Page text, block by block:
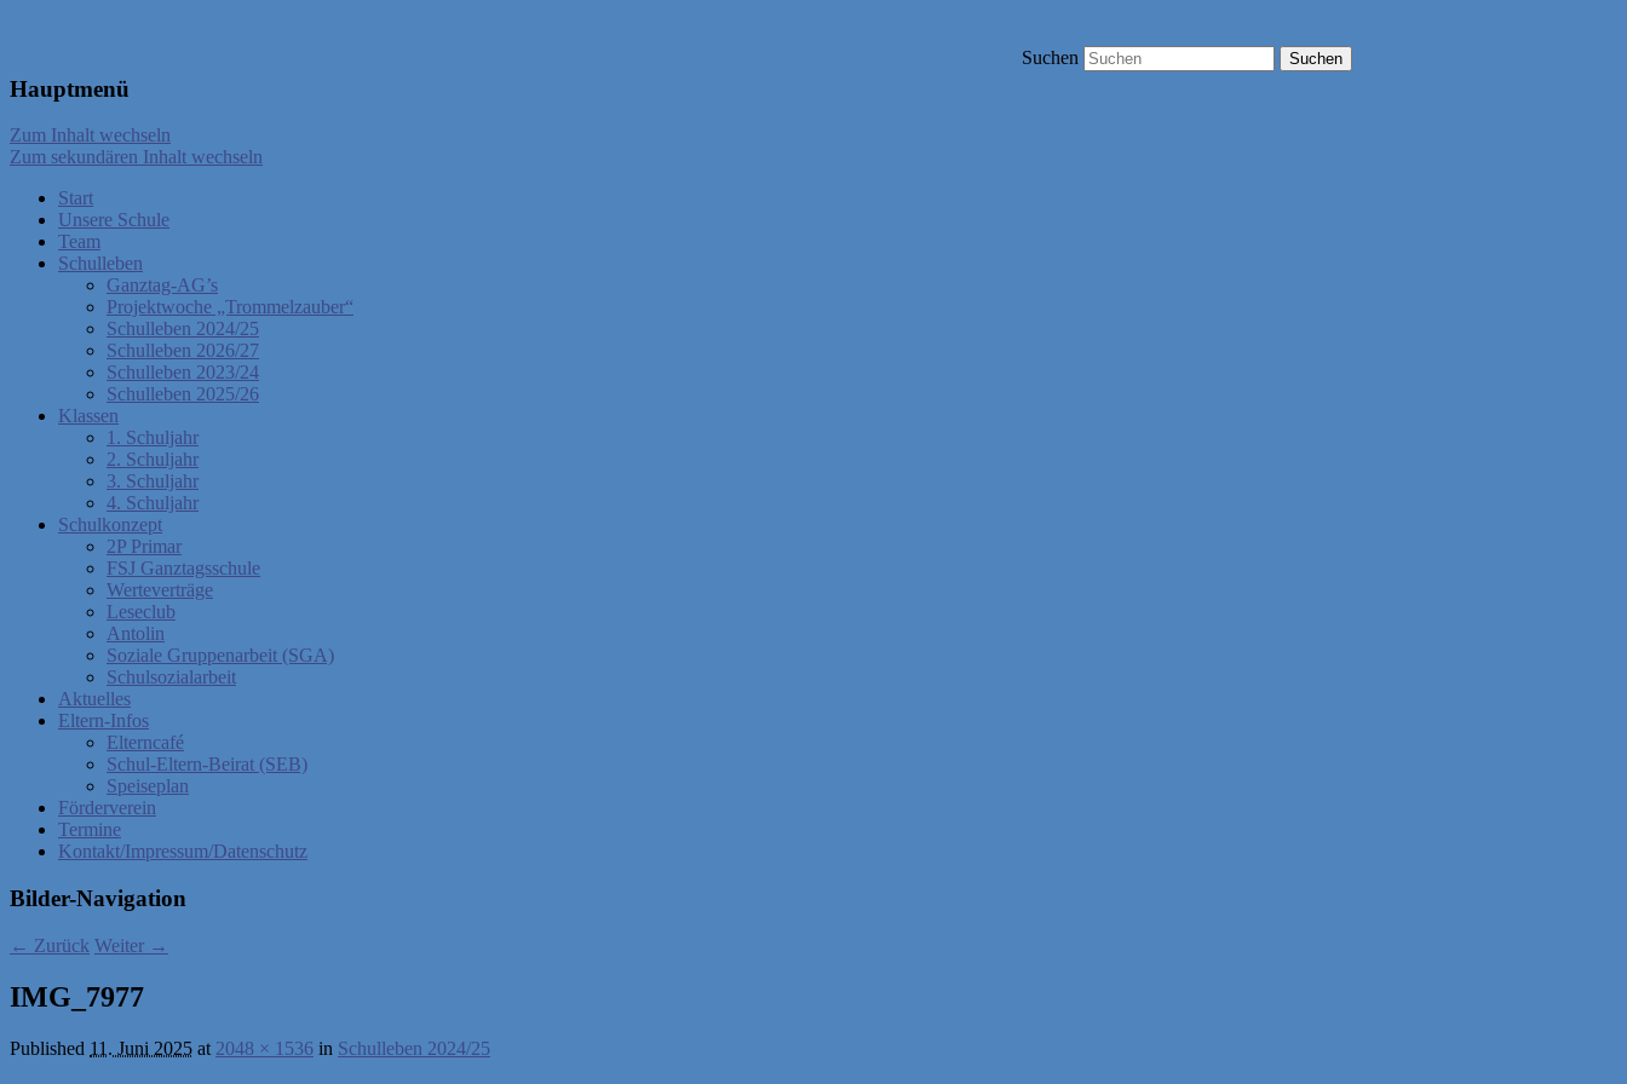
Suchen
Hauptmenü
Zum Inhalt wechseln
Zum sekundären Inhalt wechseln
Start
Unsere Schule
Team
Schulleben
Ganztag-AG’s
Projektwoche „Trommelzauber“
Schulleben 2024/25
Schulleben 2026/27
Schulleben 2023/24
Schulleben 2025/26
Klassen
1. Schuljahr
2. Schuljahr
3. Schuljahr
4. Schuljahr
Schulkonzept
2P Primar
FSJ Ganztagsschule
Werteverträge
Leseclub
Antolin
Soziale Gruppenarbeit (SGA)
Schulsozialarbeit
Aktuelles
Eltern-Infos
Elterncafé
Schul-Eltern-Beirat (SEB)
Speiseplan
Förderverein
Termine
Kontakt/Impressum/Datenschutz
Bilder-Navigation
← Zurück Weiter →
IMG_7977
Published 11. Juni 2025 at 2048 × 1536 in Schulleben 2024/25